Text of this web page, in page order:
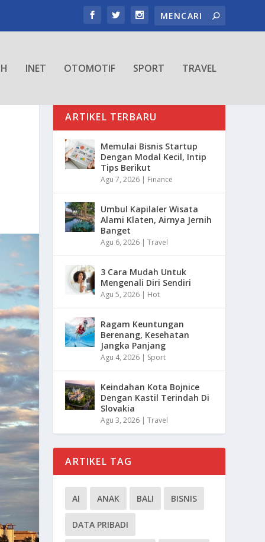
INET OTOMOTIF SPORT TRAVEL
ARTIKEL TERBARU
Memulai Bisnis Startup
Dengan Modal Kecil, Intip
Tips Berikut
Agu 7, 2026 | Finance
Umbul Kapilaler Wisata
Alami Klaten, Airnya Jernih
Banget
Agu 6, 2026 |Travel
3 Cara Mudah Untuk
Mengenali Diri Sendiri
Agu 5, 2026 | Hot
Ragam Keuntungan
Berenang, Kesehatan
Jangka Panjang
Agu 4, 2026 | Sport
Keindahan Kota Bojnice
Dengan Kastil Terindah Di
Slovakia
Agu 3, 2026 |Travel
ARTIKEL TAG
AI ANAK BALI BISNIS
DATA PRIBADI